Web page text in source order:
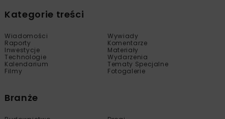
Kategorie treści
Wiadomości
Wywiady
Raporty
Komentarze
Inwestycje
Materiały
Technologie
Wydarzenia
Kalendarium
Tematy Specjalne
Filmy
Fotogalerie
Branże